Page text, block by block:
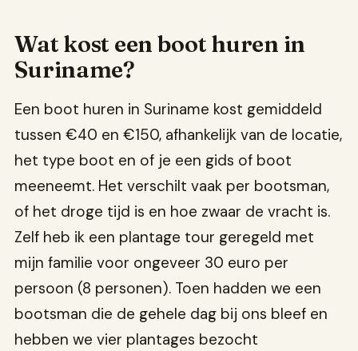
Wat kost een boot huren in
Suriname?
Een boot huren in Suriname kost gemiddeld
tussen €40 en €150, afhankelijk van de locatie,
het type boot en of je een gids of boot
meeneemt. Het verschilt vaak per bootsman,
of het droge tijd is en hoe zwaar de vracht is.
Zelf heb ik een plantage tour geregeld met
mijn familie voor ongeveer 30 euro per
persoon (8 personen). Toen hadden we een
bootsman die de gehele dag bij ons bleef en
hebben we vier plantages bezocht